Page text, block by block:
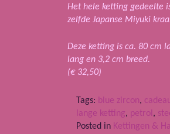
Het hele ketting gedeelte
zelfde Japanse Miyuki
Deze ketting is ca. 80 cm
lang en 3,2 cm breed.
(€ 32,50)
Tags: blue zircon,
lange ketting, petrol ,
Posted in Kettingen &